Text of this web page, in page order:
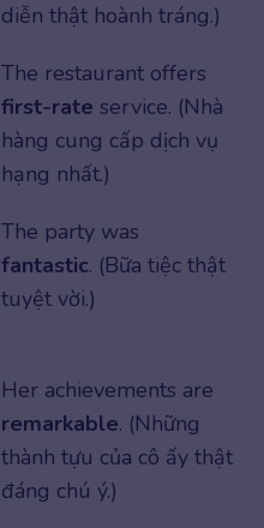
diễn thật hoành tráng.)
The restaurant offers
first-rate service. (Nhà
hàng cung cấp dịch vụ
hạng nhất.)
The party was
fantastic. (Bữa tiệc thật
tuyệt vời.)
Her achievements are
remarkable. (Những
thành tựu của cô ấy thật
đáng chú ý.)